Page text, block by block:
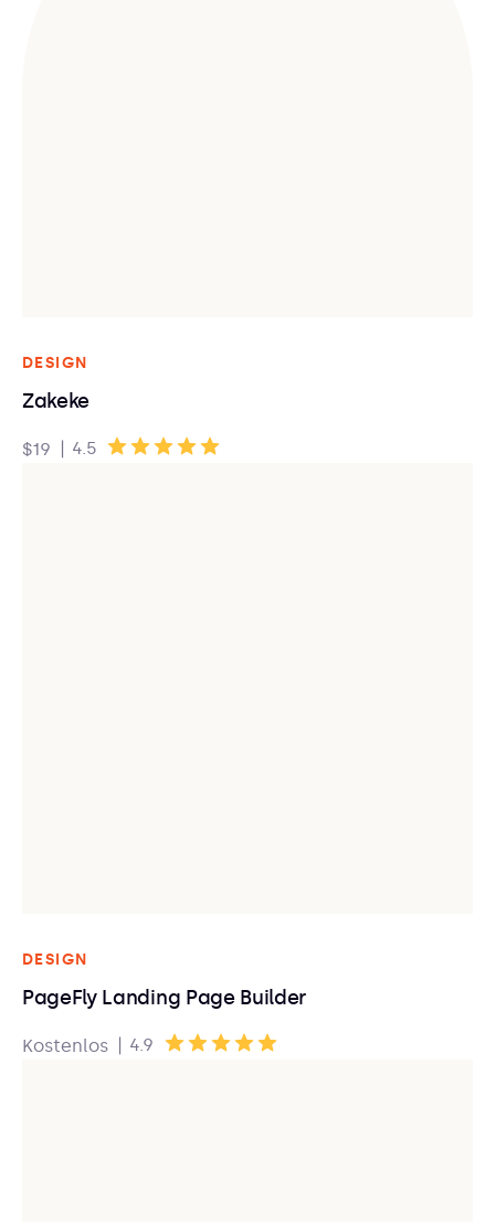
DESIGN
Zakeke
$19 | 4.5
DESIGN
PageFly Landing Page Builder
Kostenlos | 4.9